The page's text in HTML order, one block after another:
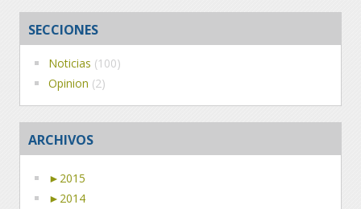
SECCIONES
Noticias (100)
Opinion (2)
ARCHIVOS
► 2015
► 2014